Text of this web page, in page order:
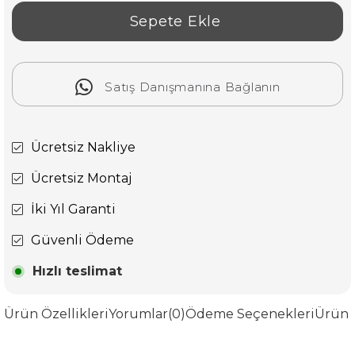
Satış Danışmanına Bağlanın
Ücretsiz Nakliye
Ücretsiz Montaj
İki Yıl Garanti
Güvenli Ödeme
Hızlı teslimat
Ürün ÖzellikleriYorumlar(0)Ödeme SeçenekleriÜrün